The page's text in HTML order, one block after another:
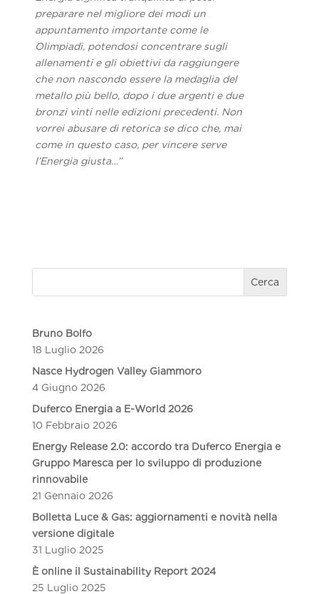
preparare nel migliore dei modi un
appuntamento importante come le
Olimpiadi, potendosi concentrare sugli
allenamenti e gli obiettivi da raggiungere
che non nascondo essere la medaglia del
metallo più bello, dopo i due argenti e due
bronzi vinti nelle edizioni precedenti. Non
vorrei abusare di retorica se dico che, mai
come in questo caso, per vincere serve
l’Energia giusta…”
Cerca
Bruno Bolfo
18 Luglio 2026
Nasce Hydrogen Valley Giammoro
4 Giugno 2026
Duferco Energia a E-World 2026
10 Febbraio 2026
Energy Release 2.0: accordo tra Duferco Energia e
Gruppo Maresca per lo sviluppo di produzione
rinnovabile
21 Gennaio 2026
Bolletta Luce & Gas: aggiornamenti e novità nella
versione digitale
31 Luglio 2025
È online il Sustainability Report 2024
25 Luglio 2025